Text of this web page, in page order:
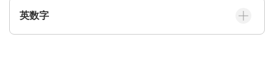
英数字